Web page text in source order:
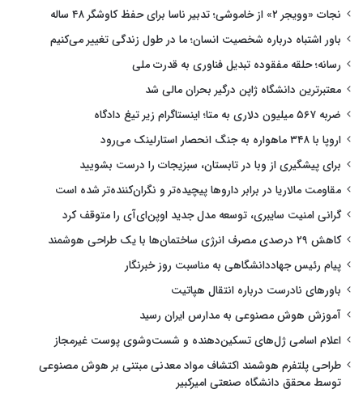
نجات «وویجر ۲» از خاموشی؛ تدبیر ناسا برای حفظ کاوشگر ۴۸ ساله
باور اشتباه درباره شخصیت انسان؛ ما در طول زندگی تغییر می‌کنیم
رسانه؛ حلقه مفقوده تبدیل فناوری به قدرت ملی
معتبرترین دانشگاه ژاپن درگیر بحران مالی شد
ضربه ۵۶۷ میلیون دلاری به متا؛ اینستاگرام زیر تیغ دادگاه
اروپا با ۳۴۸ ماهواره به جنگ انحصار استارلینک می‌رود
برای پیشگیری از وبا در تابستان، سبزیجات را درست بشویید
مقاومت مالاریا در برابر داروها پیچیده‌تر و نگران‌کننده‌تر شده است
گرانی امنیت سایبری، توسعه مدل جدید اوپن‌ای‌آی را متوقف کرد
کاهش ۲۹ درصدی مصرف انرژی ساختمان‌ها با یک طراحی هوشمند
پیام رئیس جهاددانشگاهی به مناسبت روز خبرنگار
باورهای نادرست درباره انتقال هپاتیت
آموزش هوش مصنوعی به مدارس ایران رسید
اعلام اسامی ژل‌های تسکین‌دهنده و شست‌وشوی پوست غیرمجاز
طراحی پلتفرم هوشمند اکتشاف مواد معدنی مبتنی بر هوش مصنوعی
توسط محقق دانشگاه صنعتی امیرکبیر